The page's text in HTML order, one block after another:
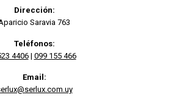
Dirección:
Saravia 763
Teléfonos:
4406| 099 155 466
Email: